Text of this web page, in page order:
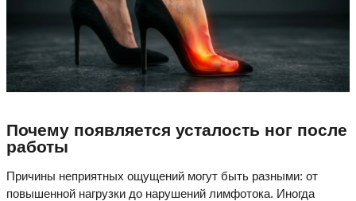
Почему появляется усталость ног после
работы
Причины неприятных ощущений могут быть разными: от
повышенной нагрузки до нарушений лимфотока. Иногда